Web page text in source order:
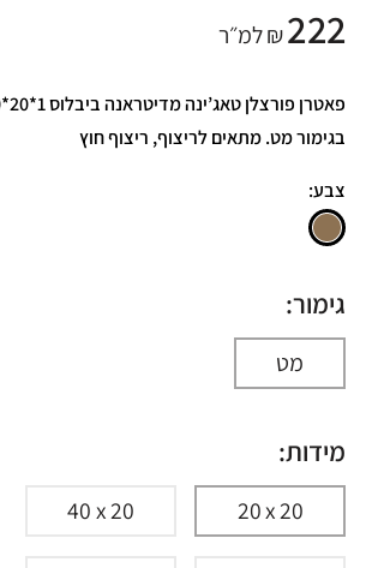
222₪ למ״ר
בגימור מט. מתאים לריצוף, ריצוף חוץ
צבע:
גימור:
מט
מידות:
20 x 20
40 x 20